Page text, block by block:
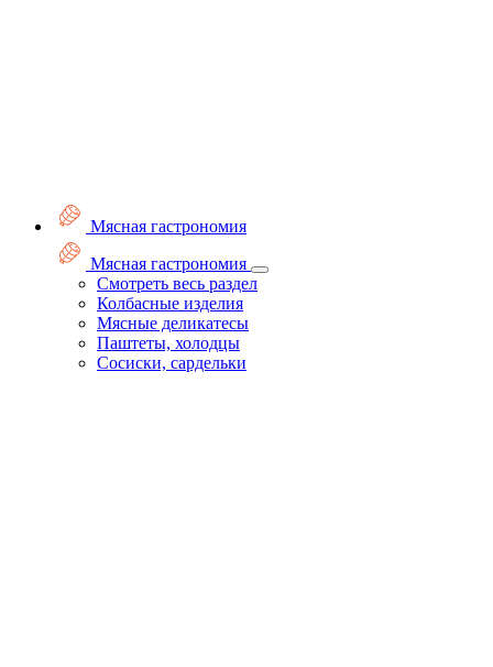
Мясная гастрономия
Мясная гастрономия
Смотреть весь раздел
Колбасные изделия
Мясные деликатесы
Паштеты, холодцы
Сосиски, сардельки